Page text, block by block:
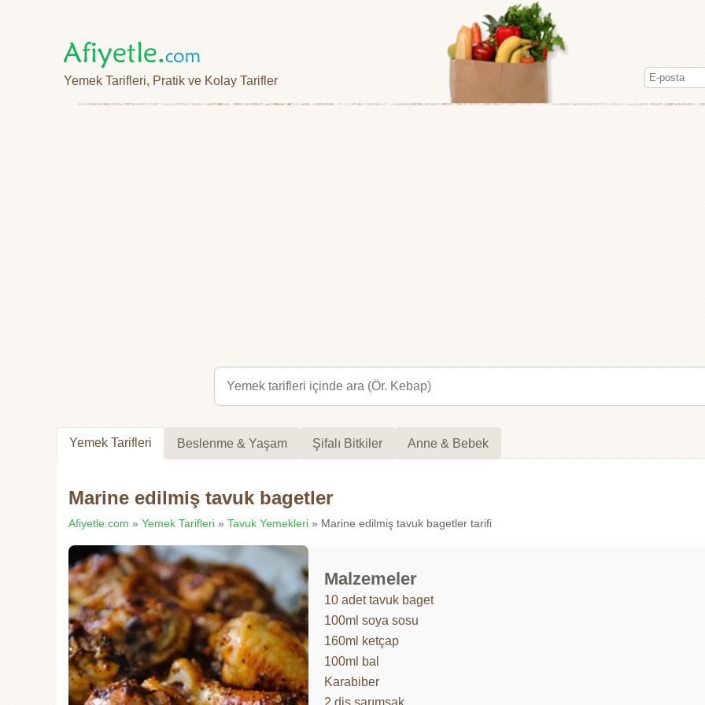
Yemek Tarifleri, Pratik ve Kolay Tarifler
Yemek Tarifleri Beslenme & Yaşam Şifalı Bitkiler Anne & Bebek
Marine edilmiş tavuk bagetler
Afiyetle.com » Yemek Tarifleri » Tavuk Yemekleri » Marine edilmiş tavuk bagetler tarifi
Malzemeler
10 adet tavuk baget
100ml soya sosu
160ml ketçap
100ml bal
Karabiber
2 diş sarımsak